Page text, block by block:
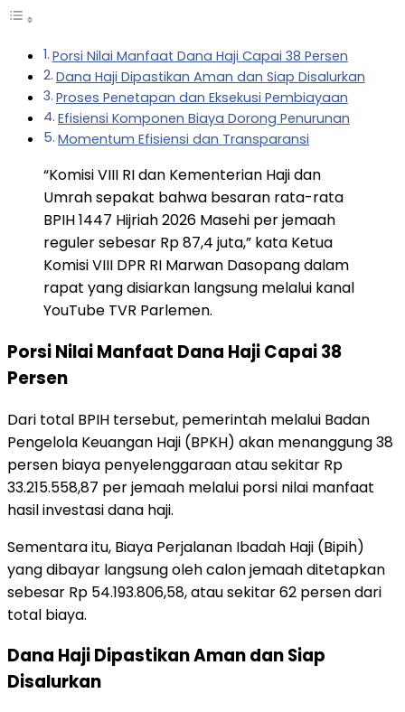
Porsi Nilai Manfaat Dana Haji Capai 38 Persen
Dana Haji Dipastikan Aman dan Siap Disalurkan
Proses Penetapan dan Eksekusi Pembiayaan
Efisiensi Komponen Biaya Dorong Penurunan
Momentum Efisiensi dan Transparansi
“Komisi VIII RI dan Kementerian Haji dan
Umrah sepakat bahwa besaran rata-rata
BPIH 1447 Hijriah 2026 Masehi per jemaah
reguler sebesar Rp 87,4 juta,” kata Ketua
Komisi VIII DPR RI Marwan Dasopang dalam
rapat yang disiarkan langsung melalui kanal
YouTube TVR Parlemen.
Porsi Nilai Manfaat Dana Haji Capai 38
Persen
Dari total BPIH tersebut, pemerintah melalui Badan
Pengelola Keuangan Haji (BPKH) akan menanggung 38
persen biaya penyelenggaraan atau sekitar Rp
33.215.558,87 per jemaah melalui porsi nilai manfaat
hasil investasi dana haji.
Sementara itu, Biaya Perjalanan Ibadah Haji (Bipih)
yang dibayar langsung oleh calon jemaah ditetapkan
sebesar Rp 54.193.806,58, atau sekitar 62 persen dari
total biaya.
Dana Haji Dipastikan Aman dan Siap
Disalurkan